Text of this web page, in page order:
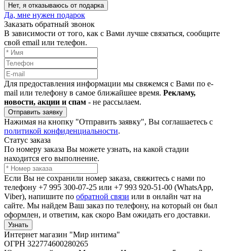
Нет, я отказываюсь от подарка
Да, мне нужен подарок
Заказать обратный звонок
В зависимости от того, как с Вами лучше связаться, сообщите
свой email или телефон.
Для предоставления информации мы свяжемся с Вами по e-
mail или телефону в самое ближайшее время. Рекламу,
новости, акции и спам - не рассылаем.
Отправить заявку
Нажимая на кнопку "Отправить заявку", Вы соглашаетесь с
политикой конфиденциальности.
Статус заказа
По номеру заказа Вы можете узнать, на какой стадии
находится его выполнение.
Если Вы не сохранили номер заказа, свяжитесь с нами по
телефону +7 995 300-07-25 или +7 993 920-51-00 (WhatsApp,
Viber), напишите по обратной связи или в онлайн чат на
сайте. Мы найдем Ваш заказ по телефону, на который он был
оформлен, и ответим, как скоро Вам ожидать его доставки.
Узнать
Интернет магазин "Мир интима"
ОГРН 322774600280265